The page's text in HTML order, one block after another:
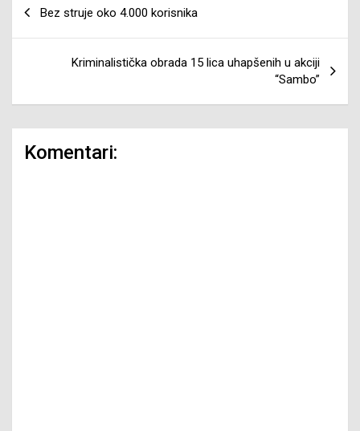
Bez struje oko 4.000 korisnika
Kriminalistička obrada 15 lica uhapšenih u akciji
“Sambo”
Komentari: